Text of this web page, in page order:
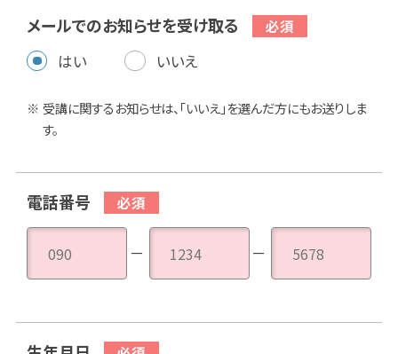
メールでのお知らせを受け取る
はい いいえ
受講に関するお知らせは、「いいえ」を選んだ方にもお送りしま
す。
電話番号
－ －